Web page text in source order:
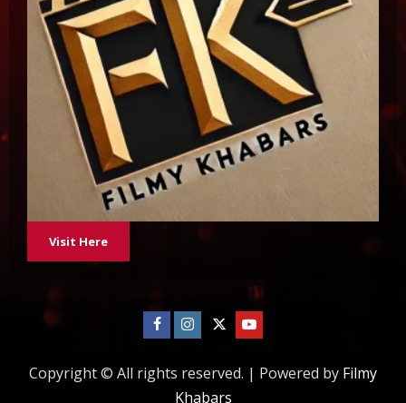
Visit Here
Facebook
Instagram
TwitterYoutube
Copyright © All rights reserved. | Powered by Filmy
Khabars